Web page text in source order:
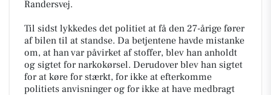
Randersvej.
Til sidst lykkedes det politiet at få den 27-årige fører
af bilen til at standse. Da betjentene havde mistanke
om, at han var påvirket af stoffer, blev han anholdt
og sigtet for narkokørsel. Derudover blev han sigtet
for at køre for stærkt, for ikke at efterkomme
politiets anvisninger og for ikke at have medbragt